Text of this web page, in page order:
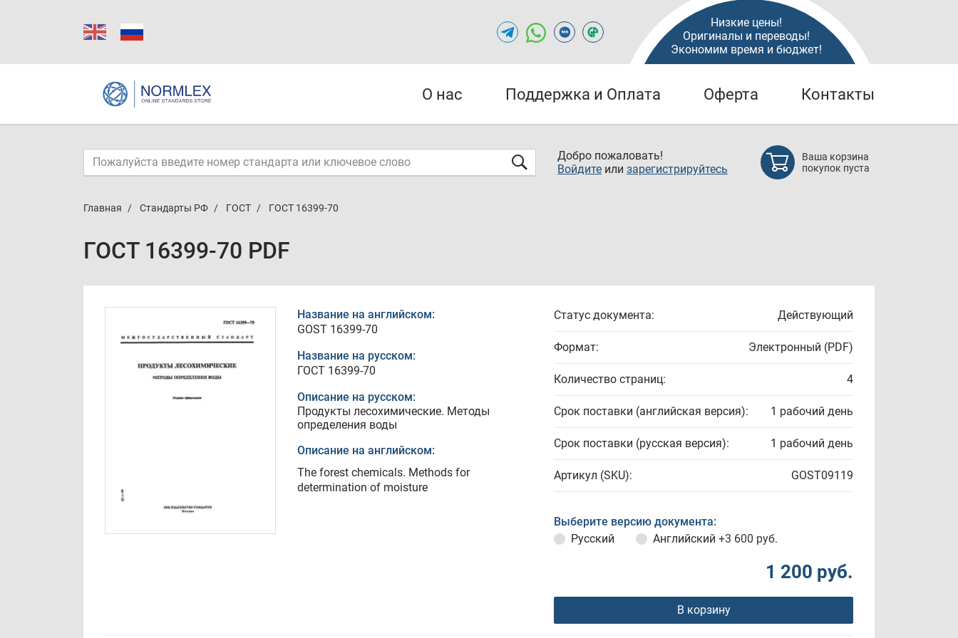
Низкие цены!
Оригиналы и переводы!
Экономим время и бюджет!
О нас Поддержка и Оплата Оферта Контакты
Добро пожаловать!
Войдите или зарегистрируйтесь
Ваша корзина
покупок пуста
Главная Стандарты РФ ГОСТ ГОСТ 16399-70
ГОСТ 16399-70 PDF
Название на английском:
GOST 16399-70
Название на русском:
ГОСТ 16399-70
Описание на русском:
Продукты лесохимические. Методы
определения воды
Описание на английском:
The forest chemicals. Methods for
determination of moisture
Статус документа: Действующий
Формат: Электронный (PDF)
Количество страниц: 4
Срок поставки (английская версия): 1 рабочий день
Срок поставки (русская версия): 1 рабочий день
Артикул (SKU): GOST09119
Выберите версию документа:
Русский
Английский +3 600 руб.
1 200 руб.
В корзину